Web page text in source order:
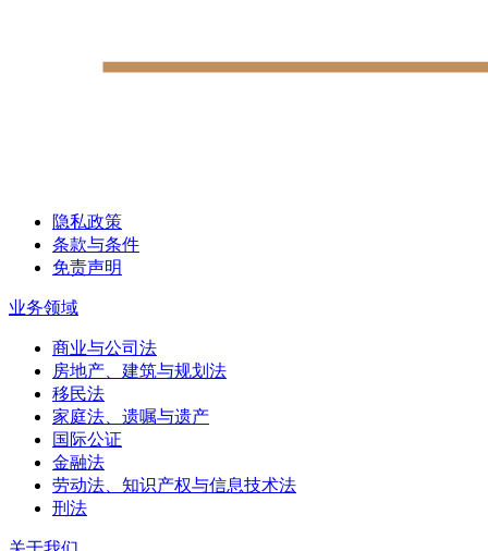
隐私政策
条款与条件
免责声明
业务领域
商业与公司法
房地产、建筑与规划法
移民法
家庭法、遗嘱与遗产
国际公证
金融法
劳动法、知识产权与信息技术法
刑法